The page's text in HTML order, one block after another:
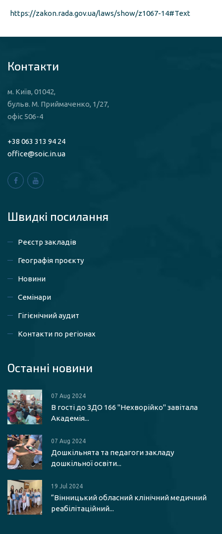
https://zakon.rada.gov.ua/laws/show/z1067-14#Text
Контакти
м. Київ, 01042,
бульв. М. Приймаченко, 1/27,
офіс 506-4
+38 063 313 94 24
office@soic.in.ua
Швидкі посилaння
Реєстр закладів
Географія проєкту
Новини
Семінари
Гігієнічний аудит
Контакти по регіонах
Останні новини
07 Aug 2024
В гості до ЗДО 166 "Нехворійко" завітала
Академія...
07 Aug 2024
Дошкільнята та педагоги закладу
дошкільної освіти...
19 Jul 2024
“Вінницький обласний клінічний медичний
реабілітаційний...